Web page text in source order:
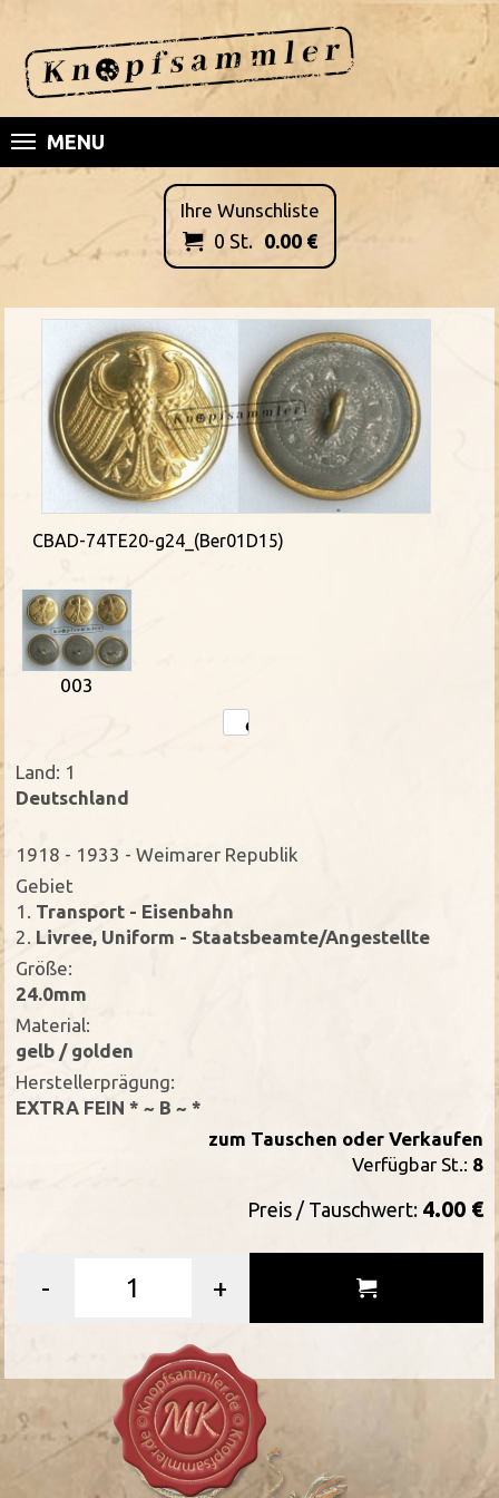
MENU
Ihre Wunschliste
 0 St. 0.00€
CBAD-74TE20-g24_(Ber01D15)
003
Land: 1
Deutschland
1918 - 1933 - Weimarer Republik
Gebiet
1. Transport - Eisenbahn
2. Livree, Uniform - Staatsbeamte/Angestellte
Größe:
24.0mm
Material:
gelb / golden
Herstellerprägung:
EXTRA FEIN * ~ B ~ *
zum Tauschen oder Verkaufen
Verfügbar St.: 8
Preis / Tauschwert: 4.00 €
- +